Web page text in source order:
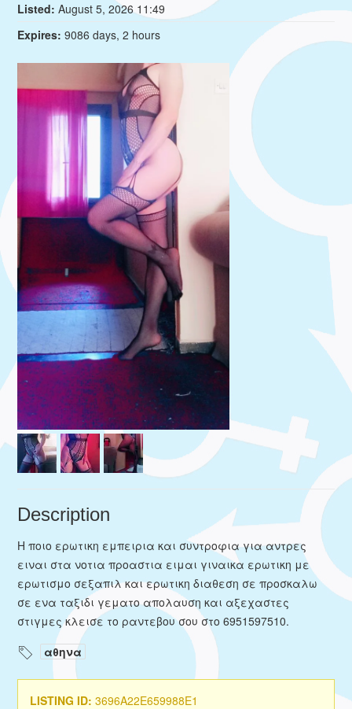
Listed: August 5, 2026 11:49
Expires: 9086 days, 2 hours
Description
Η ποιο ερωτικη εμπειρια και συντροφια για αντρες
ειναι στα νοτια προαστια ειμαι γιναικα ερωτικη με
ερωτισμο σεξαπιλ και ερωτικη διαθεση σε προσκαλω
σε ενα ταξιδι γεματο απολαυση και αξεχαστες
στιγμες κλεισε το ραντεβου σου στο 6951597510.
αθηνα
LISTING ID: 3696A22E659988E1